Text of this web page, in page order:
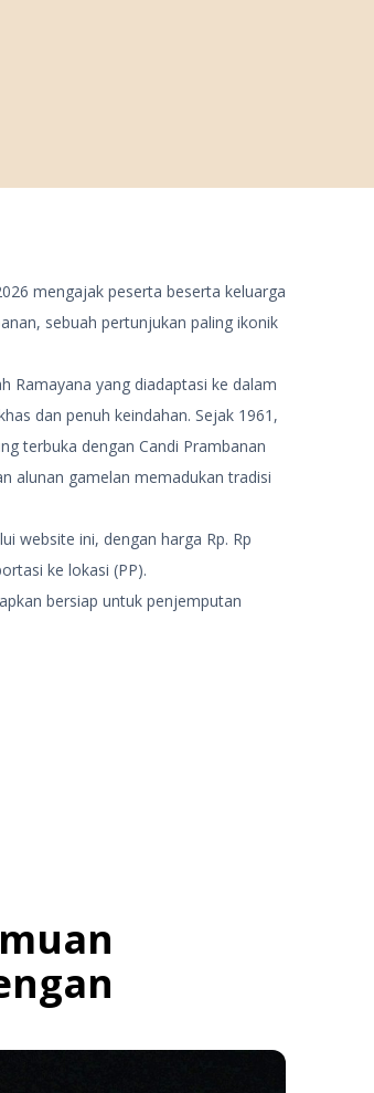
mengajak peserta beserta keluarga
sebuah pertunjukan paling ikonik
Ramayana yang diadaptasi ke dalam
dan penuh keindahan. Sejak 1961,
terbuka dengan Candi Prambanan
alunan gamelan memadukan tradisi
website ini, dengan harga Rp. Rp
ke lokasi (PP).
bersiap untuk penjemputan